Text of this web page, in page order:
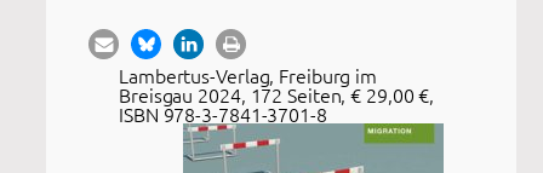
Lambertus-Verlag, Freiburg im
Breisgau 2024, 172 Seiten, € 29,00 €,
ISBN 978-3-7841-3701-8